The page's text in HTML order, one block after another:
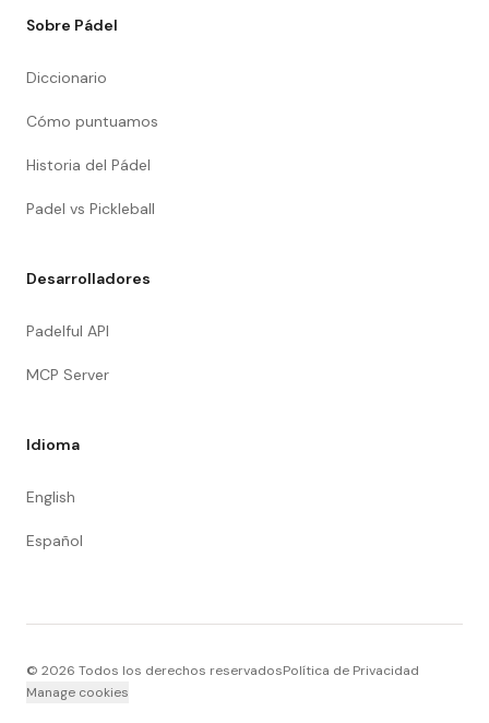
Sobre Pádel
Diccionario
Cómo puntuamos
Historia del Pádel
Padel vs Pickleball
Desarrolladores
Padelful API
MCP Server
Idioma
English
Español
© 2026 Todos los derechos reservadosPolítica de Privacidad
Manage cookies